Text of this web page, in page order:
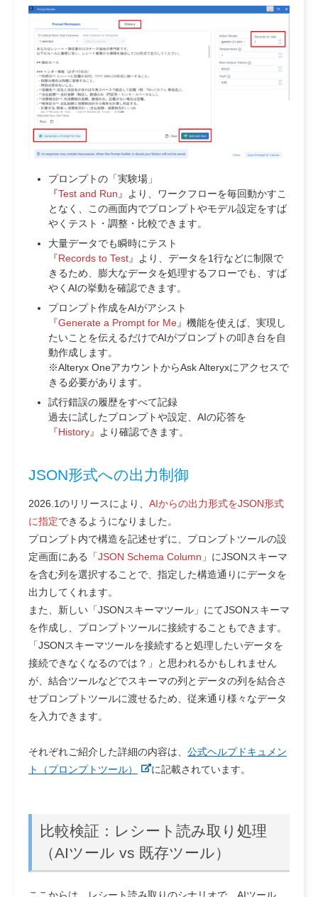
プロンプトの「実験場」
『Test and Run 』より、ワークフローを毎回動かすこ
となく、この画面内でプロンプトやモデル設定をすば
やくテスト・調整・比較できます。
大量データでも瞬時にテスト
『Records to Test』より、データを1行などに制限で
きるため、膨大なデータを処理するフローでも、すば
やくAIの挙動を確認できます。
プロンプト作成をAIがアシスト
『Generate a Prompt for Me』機能を使えば、実現し
たいことを伝えるだけでAIがプロンプトの叩き台を自
動作成します。
※Alteryx OneアカウントからAsk Alteryxにアクセスで
きる必要があります。
試行錯誤の履歴をすべて記録
過去に試したプロンプトや設定、AIの応答を
『History』より確認できます。
JSON形式への出力制御
2026.1のリリースにより、 AIからの出力形式をJSON形式
に指定できるようになりました。
プロンプト内で構造を記述せずに、プロンプトツールの設
定画面にある「JSON Schema Column 」にJSONスキーマ
を含む列を選択することで、指定した構造通りにデータを
出力してくれます。
また、新しい「JSONスキーマツール」にてJSONスキーマ
を作成し、プロンプトツールに接続することもできます。
「JSONスキーマツールを接続すると処理したいデータを
接続できなくなるのでは？」と思われるかもしれません
が、結合ツールなどでスキーマの列とデータの列を結合さ
せプロンプトツールに渡せるため、従来通り様々なデータ
を入力できます。
それぞれご紹介した詳細の内容は、 公式ヘルプドキュメン
ト（プロンプトツール）
に記載されています。
比較検証：レシート読み取り処理
（AIツール vs 既存ツール）
ここからは、レシート読み取りのシナリオで、AIツール